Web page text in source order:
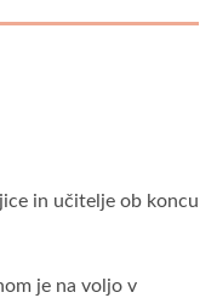
in učitelje ob koncu
je na voljo v